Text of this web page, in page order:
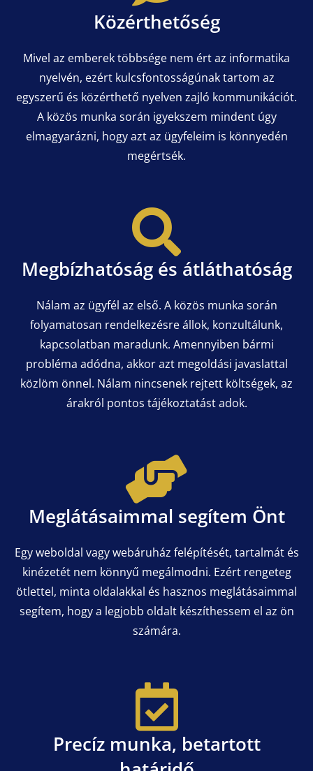
Közérthetőség
Mivel az emberek többsége nem ért az informatika
nyelvén, ezért kulcsfontosságúnak tartom az
egyszerű és közérthető nyelven zajló kommunikációt.
A közös munka során igyekszem mindent úgy
elmagyarázni, hogy azt az ügyfeleim is könnyedén
megértsék.
Megbízhatóság és átláthatóság
Nálam az ügyfél az első. A közös munka során
folyamatosan rendelkezésre állok, konzultálunk,
kapcsolatban maradunk. Amennyiben bármi
probléma adódna, akkor azt megoldási javaslattal
közlöm önnel. Nálam nincsenek rejtett költségek, az
árakról pontos tájékoztatást adok.
Meglátásaimmal segítem Önt
Egy weboldal vagy webáruház felépítését, tartalmát és
kinézetét nem könnyű megálmodni. Ezért rengeteg
ötlettel, minta oldalakkal és hasznos meglátásaimmal
segítem, hogy a legjobb oldalt készíthessem el az ön
számára.
Precíz munka, betartott